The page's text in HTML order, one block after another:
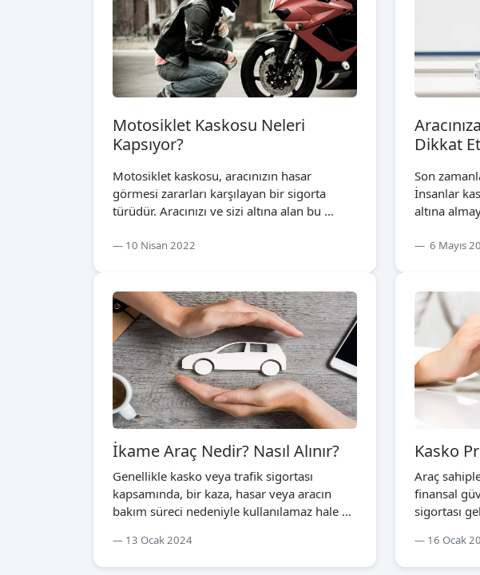
Motosiklet Kaskosu Neleri
Kapsıyor?
Motosiklet kaskosu, aracınızın hasar
görmesi zararları karşılayan bir sigorta
türüdür. Aracınızı ve sizi altına alan bu ...
10 Nisan 2022
Dikkat
Son
İnsanlar
altına
6 Mayıs
İkame Araç Nedir? Nasıl Alınır?
Genellikle kasko veya trafik sigortası
kapsamında, bir kaza, hasar veya aracın
bakım süreci nedeniyle kullanılamaz hale ...
13 Ocak 2024
Kasko
Araç
finansal
sigortası
16 Ocak